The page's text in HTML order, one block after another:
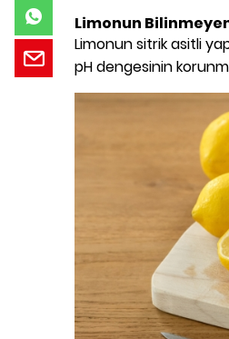
Limonun
Limonun sitrik asitli
pH dengesinin